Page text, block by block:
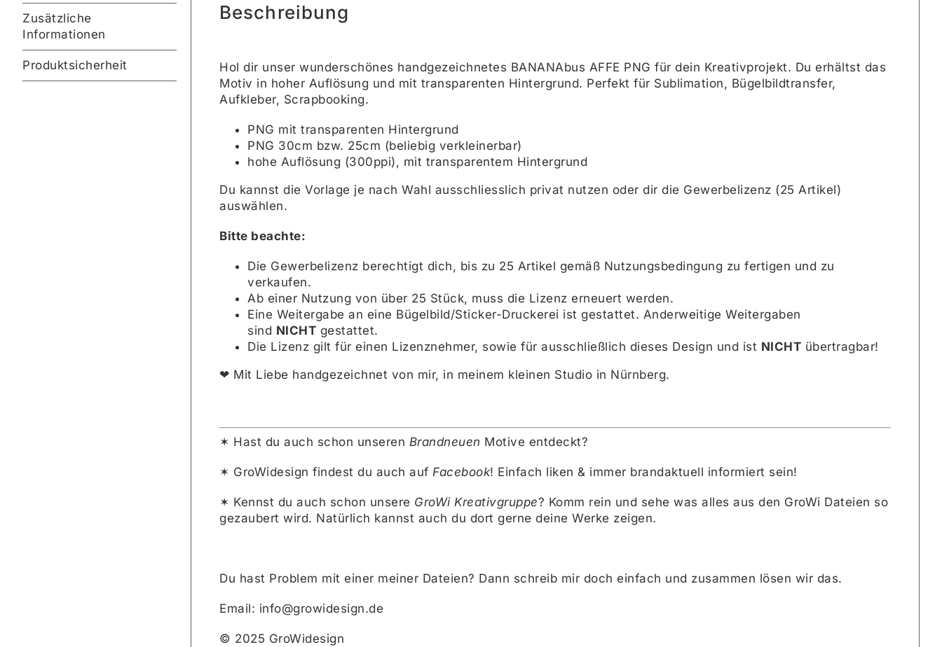
Zusätzliche
Informationen
Produktsicherheit
Beschreibung
Hol dir unser wunderschönes handgezeichnetes BANANAbus AFFE PNG für dein Kreativprojekt. Du erhältst das
Motiv in hoher Auflösung und mit transparenten Hintergrund. Perfekt für Sublimation, Bügelbildtransfer,
Aufkleber, Scrapbooking.
PNG mit transparenten Hintergrund
PNG 30cm bzw. 25cm (beliebig verkleinerbar)
hohe Auflösung (300ppi), mit transparentem Hintergrund
Du kannst die Vorlage je nach Wahl ausschliesslich privat nutzen oder dir die Gewerbelizenz (25 Artikel)
auswählen.
Bitte beachte:
Die Gewerbelizenz berechtigt dich, bis zu 25 Artikel gemäß Nutzungsbedingung zu fertigen und zu
verkaufen.
Ab einer Nutzung von über 25 Stück, muss die Lizenz erneuert werden.
Eine Weitergabe an eine Bügelbild/Sticker-Druckerei ist gestattet. Anderweitige Weitergaben
sind NICHT gestattet.
Die Lizenz gilt für einen Lizenznehmer, sowie für ausschließlich dieses Design und ist NICHT übertragbar!
❤︎ Mit Liebe handgezeichnet von mir, in meinem kleinen Studio in Nürnberg.
✶ Hast du auch schon unseren Brandneuen Motive entdeckt?
✶ GroWidesign findest du auch auf Facebook! Einfach liken & immer brandaktuell informiert sein!
✶ Kennst du auch schon unsere GroWi Kreativgruppe? Komm rein und sehe was alles aus den GroWi Dateien so
gezaubert wird. Natürlich kannst auch du dort gerne deine Werke zeigen.
Du hast Problem mit einer meiner Dateien? Dann schreib mir doch einfach und zusammen lösen wir das.
Email: info@growidesign.de
© 2025 GroWidesign